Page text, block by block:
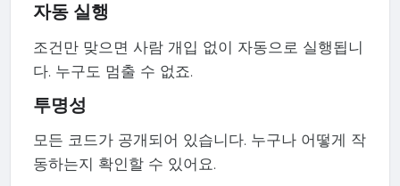
자동 실행
조건만 맞으면 사람 개입 없이 자동으로 실행됩니
다. 누구도 멈출 수 없죠.
투명성
모든 코드가 공개되어 있습니다. 누구나 어떻게 작
동하는지 확인할 수 있어요.